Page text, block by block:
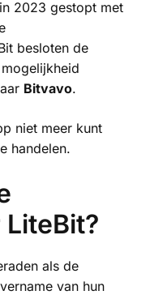
2023 gestopt met
besloten de
Bitvavo.
niet meer kunt
handelen.
als de
van hun